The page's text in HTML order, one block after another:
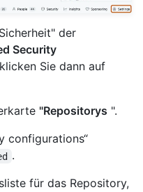
der
Security
Sie dann auf
"Repositorys ".
configurations“
.
für das Repository,